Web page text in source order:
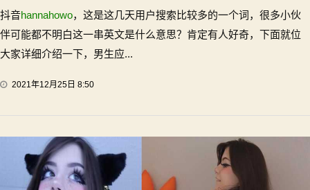
抖音hannahowo，这是这几天用户搜索比较多的一个词，很多小伙
伴可能都不明白这一串英文是什么意思？肯定有人好奇，下面就位
大家详细介绍一下，男生应...
2021年12月25日 8:50